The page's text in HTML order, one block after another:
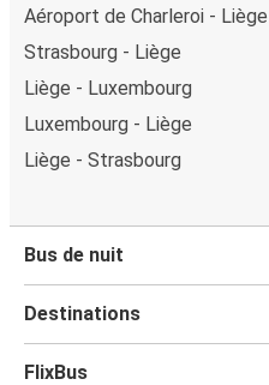
Aéroport de Charleroi - Liège
Strasbourg - Liège
Liège - Luxembourg
Luxembourg - Liège
Liège - Strasbourg
Bus de nuit
Destinations
FlixBus